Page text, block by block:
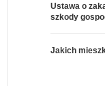
Ustawa o
szkody
Jakich